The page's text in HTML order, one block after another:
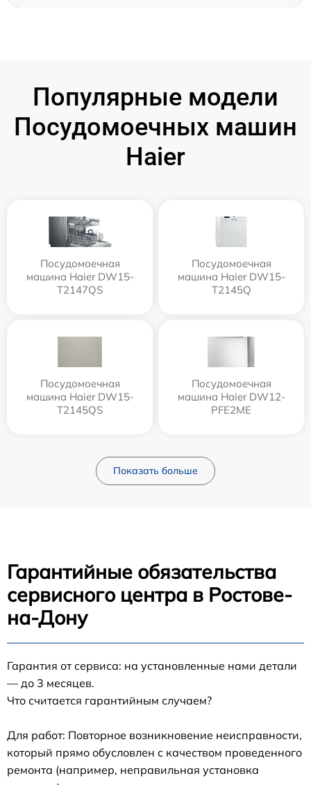
Популярные модели
Посудомоечных машин
Haier
Посудомоечная
машина Haier DW15-
T2147QS
Посудомоечная
машина Haier DW15-
T2145Q
Посудомоечная
машина Haier DW15-
T2145QS
Посудомоечная
машина Haier DW12-
PFE2ME
Показать больше
Гарантийные обязательства
сервисного центра в Ростове-
на-Дону
Гарантия от сервиса: на установленные нами детали
— до 3 месяцев.
Что считается гарантийным случаем?
Для работ: Повторное возникновение неисправности,
который прямо обусловлен с качеством проведенного
ремонта (например, неправильная установка